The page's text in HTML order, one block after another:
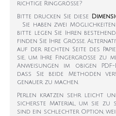
richtige Ringgröße?
Bitte drucken Sie diese
Sie haben zwei
bitte legen Sie Ihren
finden Sie Ihre Größe.
auf der rechten Seite des
sie, um Ihre Fingergröße zu
Anweisungen im obigen
dass Sie beide Methoden
genauer zu machen.
Perlen kratzen sehr leicht
sicherste Material, um sie zu
sind ein schlechter Option,